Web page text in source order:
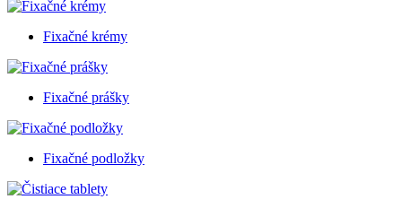
Fixačné krémy
Fixačné prášky
Fixačné podložky